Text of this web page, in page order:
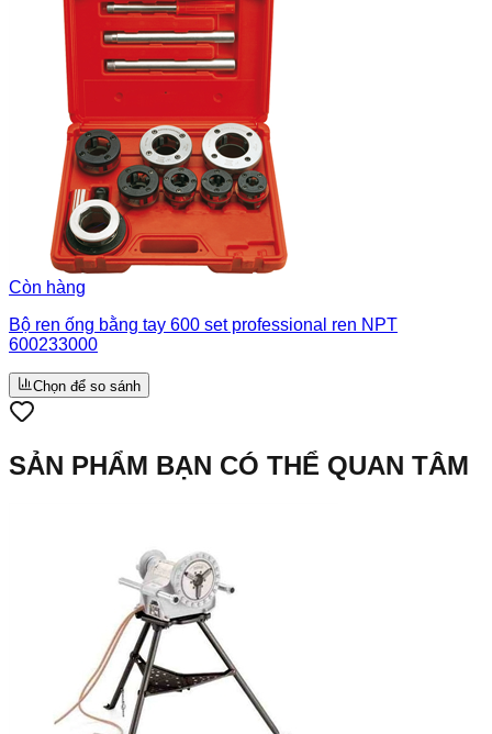
Còn hàng
Bộ ren ống bằng tay 600 set professional ren NPT
600233000
Chọn để so sánh
SẢN PHẨM BẠN CÓ THỂ QUAN TÂM